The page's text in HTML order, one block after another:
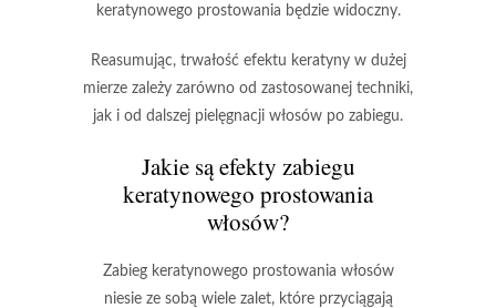
keratynowego prostowania będzie widoczny.
Reasumując, trwałość efektu keratyny w dużej
mierze zależy zarówno od zastosowanej techniki,
jak i od dalszej pielęgnacji włosów po zabiegu.
Jakie są efekty zabiegu
keratynowego prostowania
włosów?
Zabieg keratynowego prostowania włosów
niesie ze sobą wiele zalet, które przyciągają